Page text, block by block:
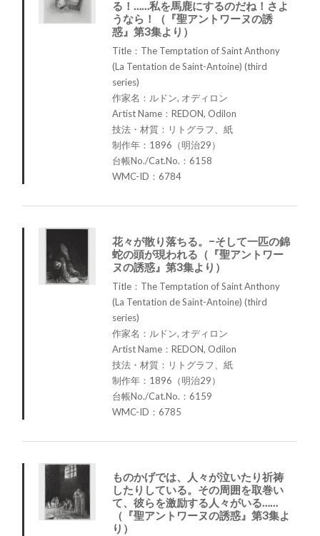
る！……私を馬鹿にするのだね！さよ
うなら！（『聖アントワーヌの誘
惑』第3集より）
Title：The Temptation of Saint Anthony
(La Tentation de Saint-Antoine) (third
series)
作家名：ルドン, オディロン
Artist Name：REDON, Odilon
技法・材質：リトグラフ、紙
制作年：1896（明治29）
台帳No./Cat.No.：6158
WMC-ID：6784
花々が散り落ちる。−そして一匹の錦
蛇の頭が現われる（『聖アントワー
ヌの誘惑』第3集より）
Title：The Temptation of Saint Anthony
(La Tentation de Saint-Antoine) (third
series)
作家名：ルドン, オディロン
Artist Name：REDON, Odilon
技法・材質：リトグラフ、紙
制作年：1896（明治29）
台帳No./Cat.No.：6159
WMC-ID：6785
ものかげでは、人々が泣いたり祈祷
したりしている。その周囲を取巻い
て、彼らを激励する人々がいる……
（『聖アントワーヌの誘惑』第3集よ
り）